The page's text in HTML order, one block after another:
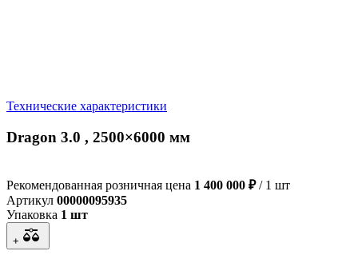
Технические характеристики
Dragon 3.0 , 2500×6000 мм
Рекомендованная розничная цена 1 400 000 ₽/ 1 шт
Артикул 00000095935
Упаковка 1 шт
+